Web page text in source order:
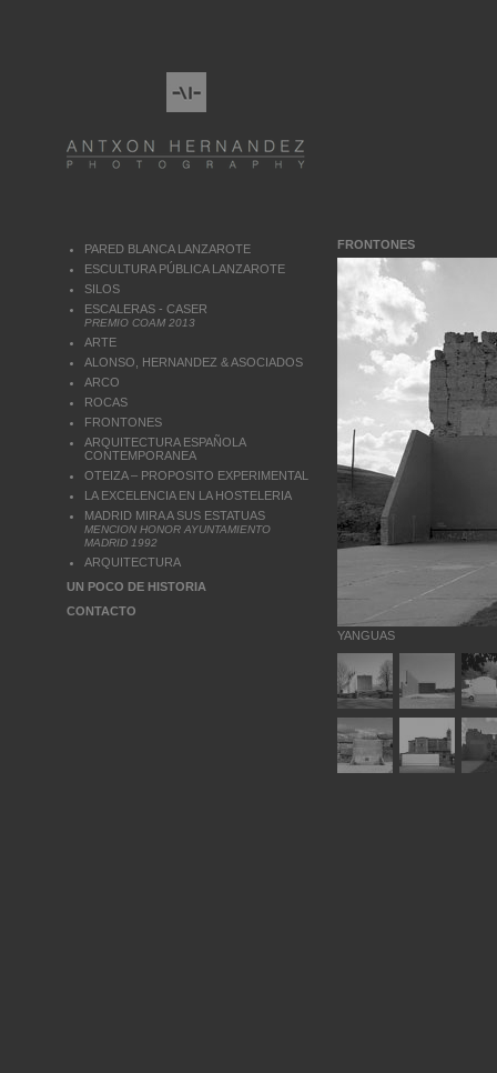
PARED BLANCA LANZAROTE
ESCULTURA PÚBLICA LANZAROTE
SILOS
ESCALERAS - CASER
PREMIO COAM 2013
ARTE
ALONSO, HERNANDEZ & ASOCIADOS
ARCO
ROCAS
FRONTONES
ARQUITECTURA ESPAÑOLA
CONTEMPORANEA
OTEIZA – PROPOSITO EXPERIMENTAL
LA EXCELENCIA EN LA HOSTELERIA
MADRID MIRA A SUS ESTATUAS
MENCION HONOR AYUNTAMIENTO
MADRID 1992
ARQUITECTURA
UN POCO DE HISTORIA
CONTACTO
FRONTONES
YANGUAS